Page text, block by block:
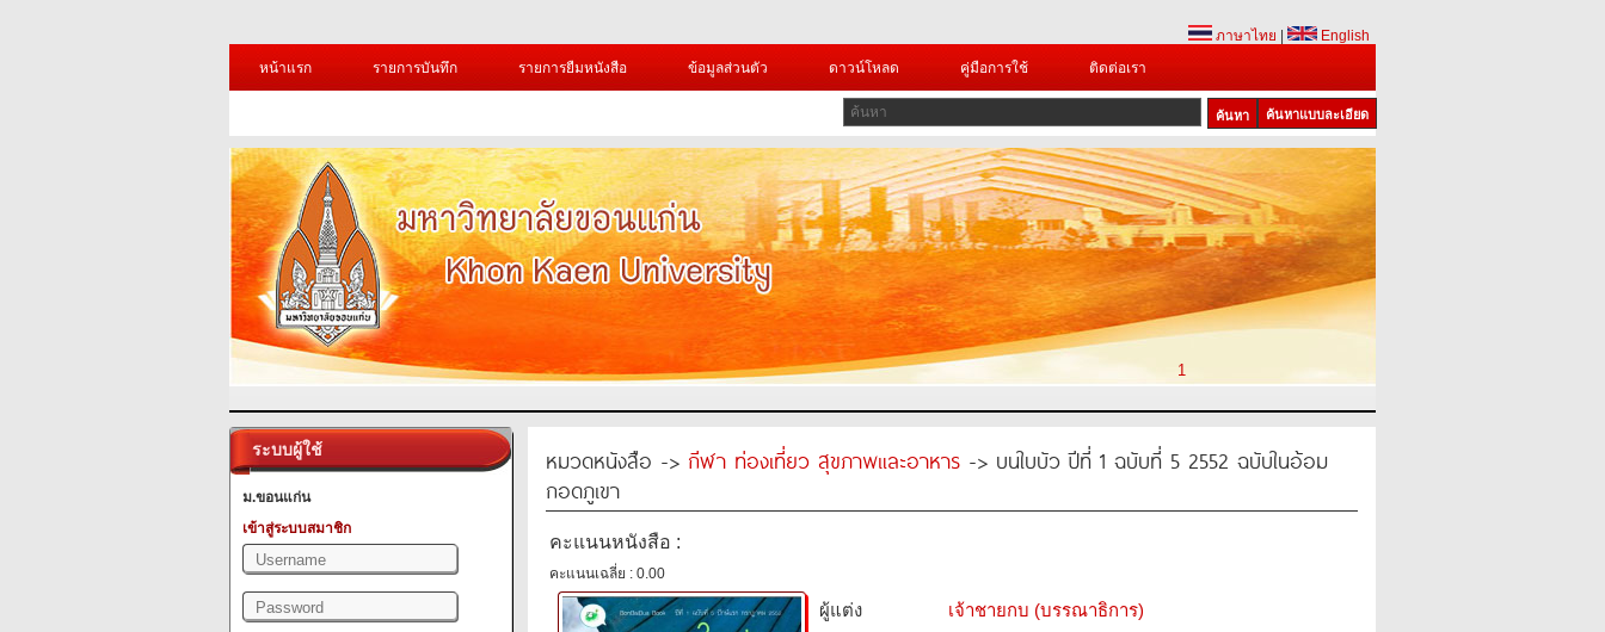
ภาษาไทย
English
หน้าแรก
รายการบันทึก รายการยืมหนังสือ ข้อมูลส่วนตัว ดาวน์โหลด คู่มือการใช้ ติดต่อเรา
ค้นหาแบบละเอียด
1
ระบบผู้ใช้
ม.ขอนแก่น
เข้าสู่ระบบสมาชิก
หมวดหนังสือ -> กีฬา ท่องเที่ยว สุขภาพและอาหาร -> บนใบบัว ปีที่ 1 ฉบับที่ 5 2552 ฉบับในอ้อม
กอดภูเขา
คะแนนหนังสือ :
คะแนนเฉลี่ย : 0.00
ผู้แต่ง
เจ้าชายกบ (บรรณาธิการ)